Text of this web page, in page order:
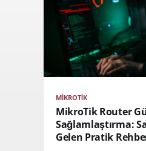
MIKROTIK
MikroTik Router
Sağlamlaştırma:
Gelen Pratik